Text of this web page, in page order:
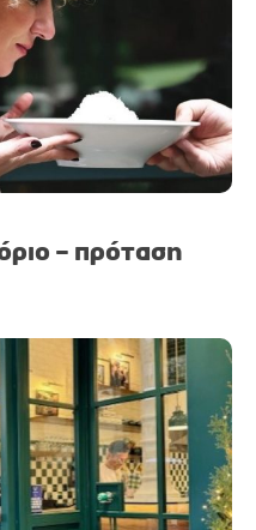
– πρόταση